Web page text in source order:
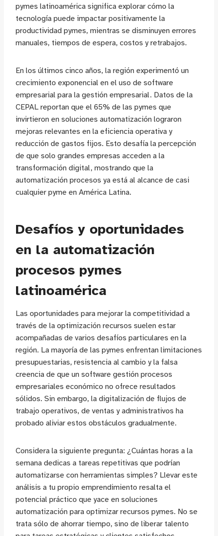
pymes latinoamérica significa explorar cómo la
tecnología puede impactar positivamente la
productividad pymes, mientras se disminuyen errores
manuales, tiempos de espera, costos y retrabajos.
En los últimos cinco años, la región experimentó un
crecimiento exponencial en el uso de software
empresarial para la gestión empresarial. Datos de la
CEPAL reportan que el 65% de las pymes que
invirtieron en soluciones automatización lograron
mejoras relevantes en la eficiencia operativa y
reducción de gastos fijos. Esto desafía la percepción
de que solo grandes empresas acceden a la
transformación digital, mostrando que la
automatización procesos ya está al alcance de casi
cualquier pyme en América Latina.
Desafíos y oportunidades
en la automatización
procesos pymes
latinoamérica
Las oportunidades para mejorar la competitividad a
través de la optimización recursos suelen estar
acompañadas de varios desafíos particulares en la
región. La mayoría de las pymes enfrentan limitaciones
presupuestarias, resistencia al cambio y la falsa
creencia de que un software gestión procesos
empresariales económico no ofrece resultados
sólidos. Sin embargo, la digitalización de flujos de
trabajo operativos, de ventas y administrativos ha
probado aliviar estos obstáculos gradualmente.
Considera la siguiente pregunta: ¿Cuántas horas a la
semana dedicas a tareas repetitivas que podrían
automatizarse con herramientas simples? Llevar este
análisis a tu propio emprendimiento resalta el
potencial práctico que yace en soluciones
automatización para optimizar recursos pymes. No se
trata sólo de ahorrar tiempo, sino de liberar talento